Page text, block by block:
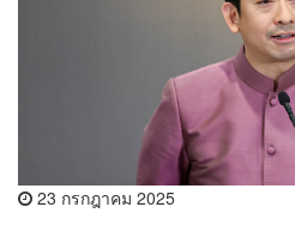
23 กรกฎาคม 2025